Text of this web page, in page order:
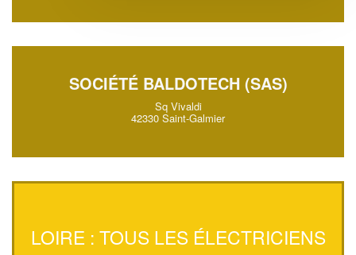
SOCIÉTÉ BALDOTECH (SAS)
Sq Vivaldi
42330 Saint-Galmier
LOIRE : TOUS LES ÉLECTRICIENS